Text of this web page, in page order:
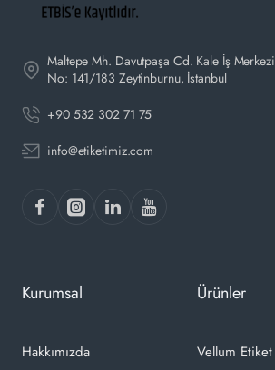
Maltepe Mh. Davutpaşa Cd. Kale İş Merkezi
No: 141/183 Zeytinburnu, İstanbul
+90 532 302 71 75
info@etiketimiz.com
Kurumsal
Hakkımızda
Ürünler
Vellum Etiket